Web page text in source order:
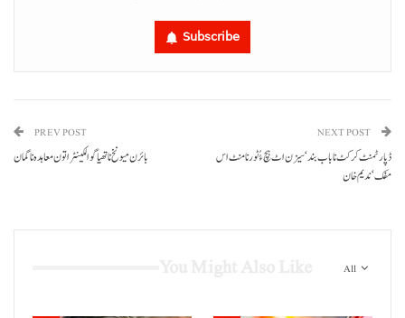
Subscribe
PREV POST NEXT POST
ڈپارٹمنٹ کرکٹ نا باب بند‘ سیزن اٹ ہچ ءُُ ٹورنامنٹ اس
مفک‘ندیم خان
All